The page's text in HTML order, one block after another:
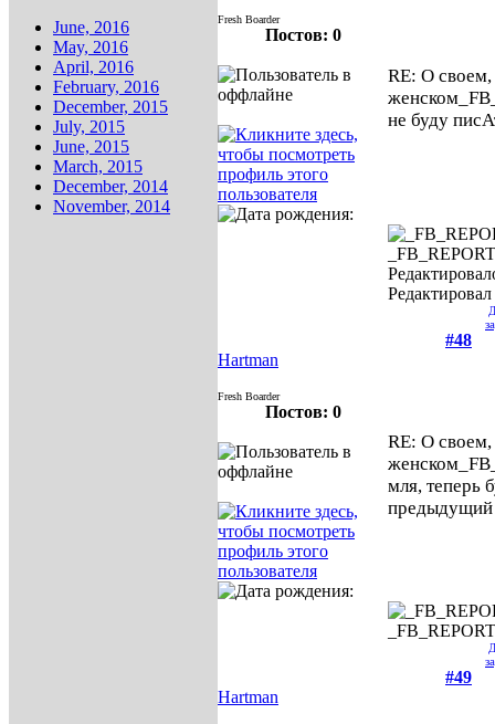
June, 2016
May, 2016
April, 2016
February, 2016
December, 2015
July, 2015
June, 2015
March, 2015
December, 2014
November, 2014
Fresh Boarder
Постов: 0
RE: О своем,
женском
не буду
Редактировал
#48
Hartman
Fresh Boarder
Постов: 0
RE: О своем,
женском
мля, теперь
предыдущий
#49
Hartman